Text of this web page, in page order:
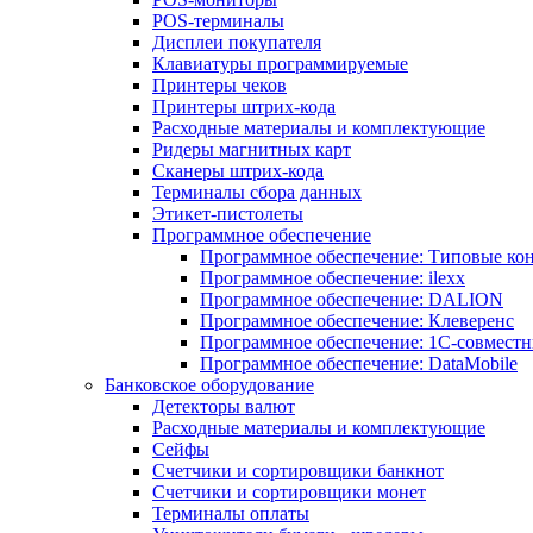
POS-терминалы
Дисплеи покупателя
Клавиатуры программируемые
Принтеры чеков
Принтеры штрих-кода
Расходные материалы и комплектующие
Ридеры магнитных карт
Сканеры штрих-кода
Терминалы сбора данных
Этикет-пистолеты
Программное обеспечение
Программное обеспечение: Типовые
Программное обеспечение: ilexx
Программное обеспечение: DALION
Программное обеспечение: Клеверенс
Программное обеспечение: 1С-
Программное обеспечение: DataMobile
Банковское оборудование
Детекторы валют
Расходные материалы и комплектующие
Сейфы
Счетчики и сортировщики банкнот
Счетчики и сортировщики монет
Терминалы оплаты